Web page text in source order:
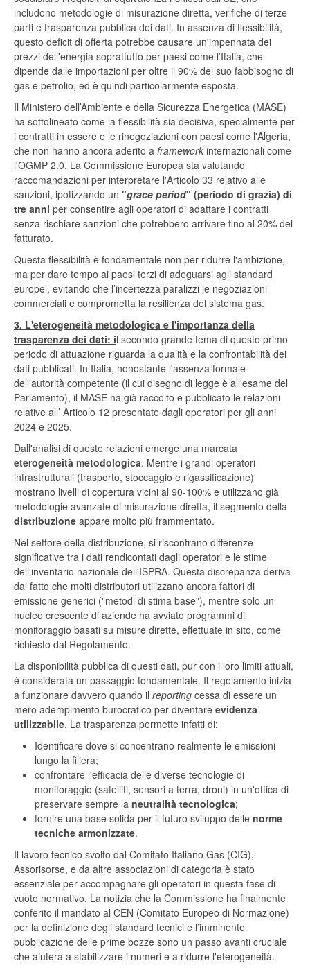
includono metodologie di misurazione diretta, verifiche di terze
parti e trasparenza pubblica dei dati. In assenza di flessibilità,
questo deficit di offerta potrebbe causare un'impennata dei
prezzi dell'energia soprattutto per paesi come l’Italia, che
dipende dalle importazioni per oltre il 90% del suo fabbisogno di
gas e petrolio, ed è quindi particolarmente esposta.
Il Ministero dell’Ambiente e della Sicurezza Energetica (MASE)
ha sottolineato come la flessibilità sia decisiva, specialmente per
i contratti in essere e le rinegoziazioni con paesi come l'Algeria,
che non hanno ancora aderito a framework internazionali come
l'OGMP 2.0. La Commissione Europea sta valutando
raccomandazioni per interpretare l'Articolo 33 relativo alle
sanzioni, ipotizzando un "grace period" (periodo di grazia) di
tre anni per consentire agli operatori di adattare i contratti
senza rischiare sanzioni che potrebbero arrivare fino al 20% del
fatturato.
Questa flessibilità è fondamentale non per ridurre l'ambizione,
ma per dare tempo ai paesi terzi di adeguarsi agli standard
europei, evitando che l’incertezza paralizzi le negoziazioni
commerciali e comprometta la resilienza del sistema gas.
3. L'eterogeneità metodologica e l'importanza della
trasparenza dei dati: il secondo grande tema di questo primo
periodo di attuazione riguarda la qualità e la confrontabilità dei
dati pubblicati. In Italia, nonostante l'assenza formale
dell'autorità competente (il cui disegno di legge è all'esame del
Parlamento), il MASE ha già raccolto e pubblicato le relazioni
relative all’ Articolo 12 presentate dagli operatori per gli anni
2024 e 2025.
Dall'analisi di queste relazioni emerge una marcata
eterogeneità metodologica. Mentre i grandi operatori
infrastrutturali (trasporto, stoccaggio e rigassificazione)
mostrano livelli di copertura vicini al 90-100% e utilizzano già
metodologie avanzate di misurazione diretta, il segmento della
distribuzione appare molto più frammentato.
Nel settore della distribuzione, si riscontrano differenze
significative tra i dati rendicontati dagli operatori e le stime
dell'inventario nazionale dell'ISPRA. Questa discrepanza deriva
dal fatto che molti distributori utilizzano ancora fattori di
emissione generici ("metodi di stima base"), mentre solo un
nucleo crescente di aziende ha avviato programmi di
monitoraggio basati su misure dirette, effettuate in sito, come
richiesto dal Regolamento.
La disponibilità pubblica di questi dati, pur con i loro limiti attuali,
è considerata un passaggio fondamentale. Il regolamento inizia
a funzionare davvero quando il reporting cessa di essere un
mero adempimento burocratico per diventare evidenza
utilizzabile. La trasparenza permette infatti di:
Identificare dove si concentrano realmente le emissioni
lungo la filiera;
confrontare l'efficacia delle diverse tecnologie di
monitoraggio (satelliti, sensori a terra, droni) in un'ottica di
preservare sempre la neutralità tecnologica;
fornire una base solida per il futuro sviluppo delle norme
tecniche armonizzate.
Il lavoro tecnico svolto dal Comitato Italiano Gas (CIG),
Assorisorse, e da altre associazioni di categoria è stato
essenziale per accompagnare gli operatori in questa fase di
vuoto normativo. La notizia che la Commissione ha finalmente
conferito il mandato al CEN (Comitato Europeo di Normazione)
per la definizione degli standard tecnici e l’imminente
pubblicazione delle prime bozze sono un passo avanti cruciale
che aiuterà a stabilizzare i numeri e a ridurre l'eterogeneità.